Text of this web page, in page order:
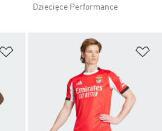
Dziecięce Performance
Dodaj do listy życzeń